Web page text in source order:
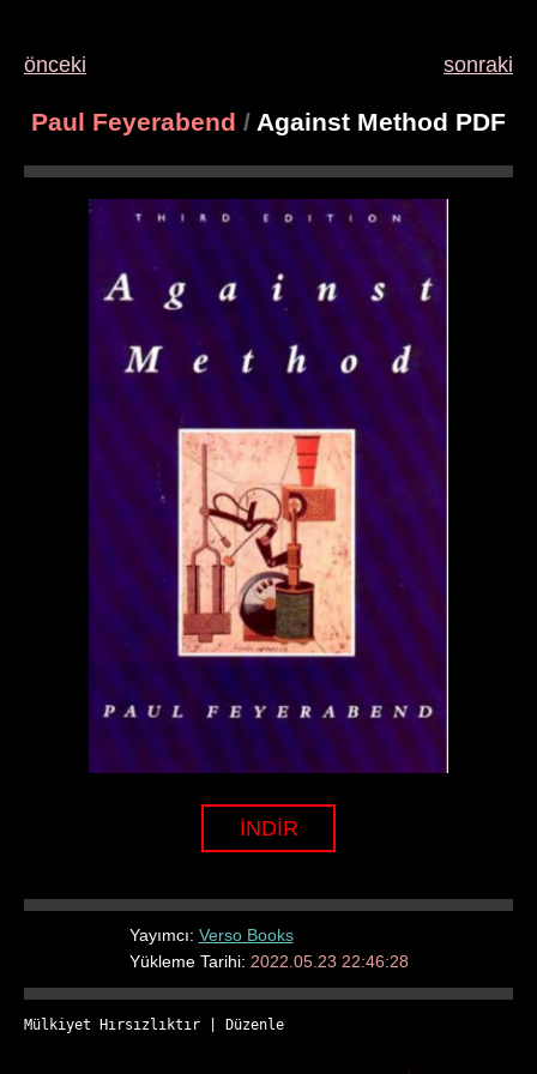
önceki sonraki
Paul Feyerabend / Against Method PDF
İNDİR
Yayımcı: Verso Books
Yükleme Tarihi: 2022.05.23 22:46:28
Mülkiyet Hırsızlıktır Düzenle